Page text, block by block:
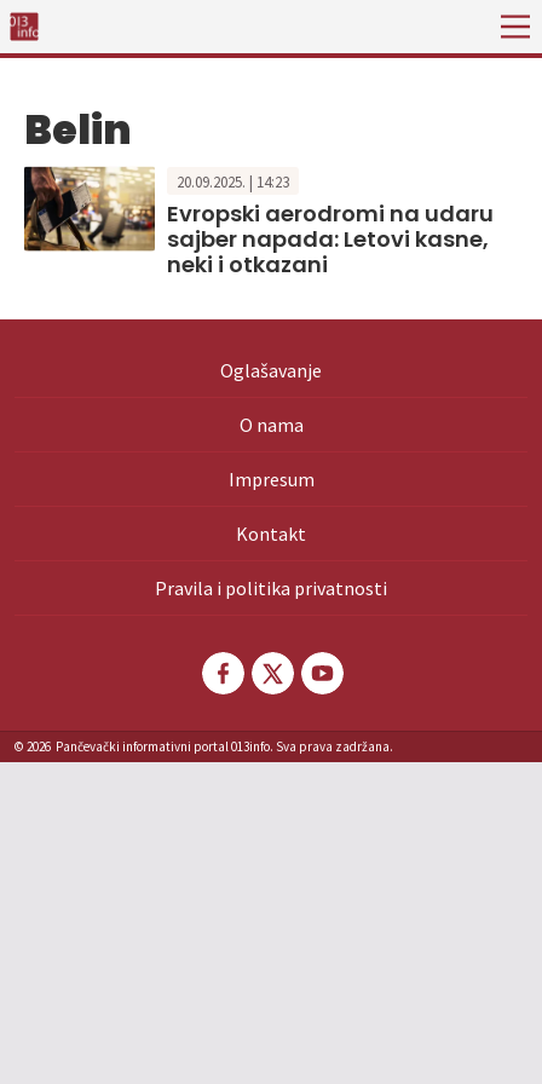
Belin
20.09.2025. | 14:23
Evropski aerodromi na udaru
sajber napada: Letovi kasne,
neki i otkazani
Oglašavanje
O nama
Impresum
Kontakt
Pravila i politika privatnosti
© 2026 Pančevački informativni portal 013info. Sva prava zadržana.